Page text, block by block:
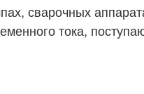
сварочных
тока,